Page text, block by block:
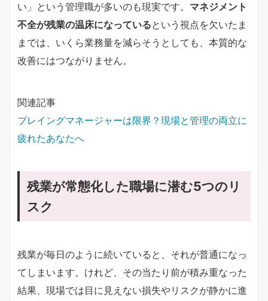
い」という管理職が多いのも現実です。 マネジメント
不全が残業の温床になっているという視点を欠いたま
までは、いくら業務量を減らそうとしても、本質的な
改善にはつながりません。
関連記事
プレイングマネージャーは限界？現場と管理の両立に
疲れたあなたへ
残業が常態化した職場に潜む5つのリ
スク
残業が毎日のように続いていると、それが普通になっ
てしまいます。けれど、その当たり前が積み重なった
結果、現場では目に見えない損失やリスクが静かに進